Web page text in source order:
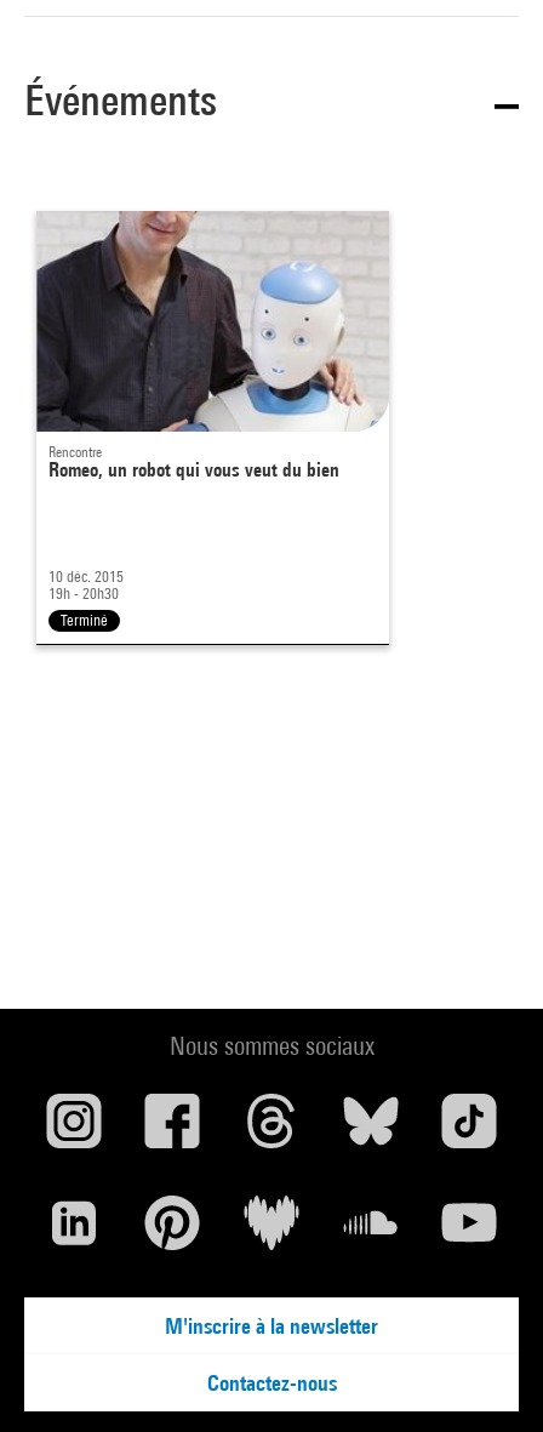
Événements
Rencontre
Romeo, un robot qui vous veut du bien
10 déc. 2015
19h - 20h30
Terminé
Nous sommes sociaux
M'inscrire à la newsletter
Contactez-nous